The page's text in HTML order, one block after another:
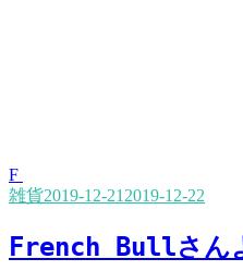
F
雑貨2019-12-21 2019-12-22
French Bullさん